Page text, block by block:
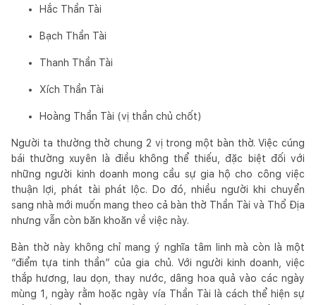
Hắc Thần Tài
Bạch Thần Tài
Thanh Thần Tài
Xích Thần Tài
Hoàng Thần Tài (vị thần chủ chốt)
Người ta thường thờ chung 2 vị trong một bàn thờ. Việc cúng
bái thường xuyên là điều không thể thiếu, đặc biệt đối với
những người kinh doanh mong cầu sự gia hộ cho công việc
thuận lợi, phát tài phát lộc. Do đó, nhiều người khi chuyển
sang nhà mới muốn mang theo cả bàn thờ Thần Tài và Thổ Địa
nhưng vẫn còn băn khoăn về việc này.
Bàn thờ này không chỉ mang ý nghĩa tâm linh mà còn là một
“điểm tựa tinh thần” của gia chủ. Với người kinh doanh, việc
thắp hương, lau dọn, thay nước, dâng hoa quả vào các ngày
mùng 1, ngày rằm hoặc ngày vía Thần Tài là cách thể hiện sự